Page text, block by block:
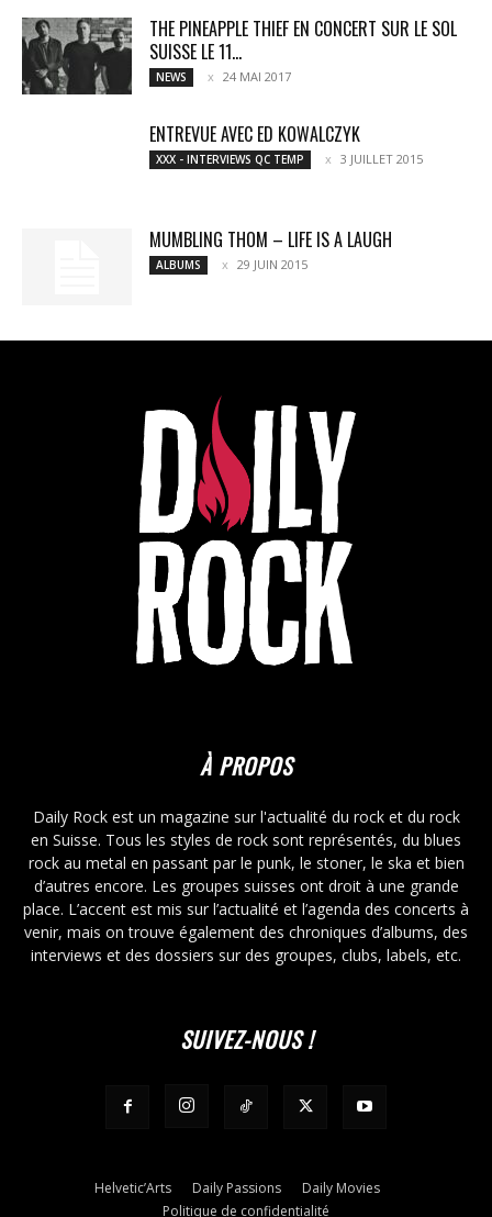
THE PINEAPPLE THIEF EN CONCERT SUR LE SOL
SUISSE LE 11...
NEWS 24 MAI 2017
ENTREVUE AVEC ED KOWALCZYK
XXX - INTERVIEWS QC TEMP 3 JUILLET 2015
MUMBLING THOM – LIFE IS A LAUGH
ALBUMS 29 JUIN 2015
À PROPOS
Daily Rock est un magazine sur l'actualité du rock et du rock
en Suisse. Tous les styles de rock sont représentés, du blues
rock au metal en passant par le punk, le stoner, le ska et bien
d’autres encore. Les groupes suisses ont droit à une grande
place. L’accent est mis sur l’actualité et l’agenda des concerts à
venir, mais on trouve également des chroniques d’albums, des
interviews et des dossiers sur des groupes, clubs, labels, etc.
SUIVEZ-NOUS !
Helvetic’Arts Daily Passions
Daily Movies
Politique de confidentialité